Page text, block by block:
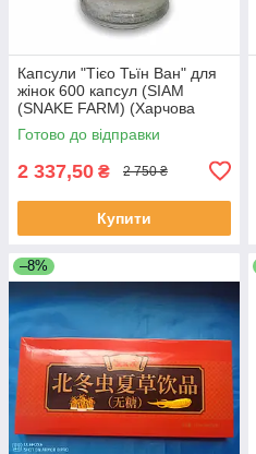
Капсули "Тієо Тьїн Ван" для
жінок 600 капсул (SIAM
(SNAKE FARM) (Харчова
добавка)
Готово до відправки
2 337,50 ₴ 2 750 ₴
Купити
–8%